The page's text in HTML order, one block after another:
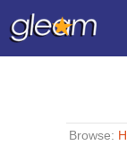
Browse: